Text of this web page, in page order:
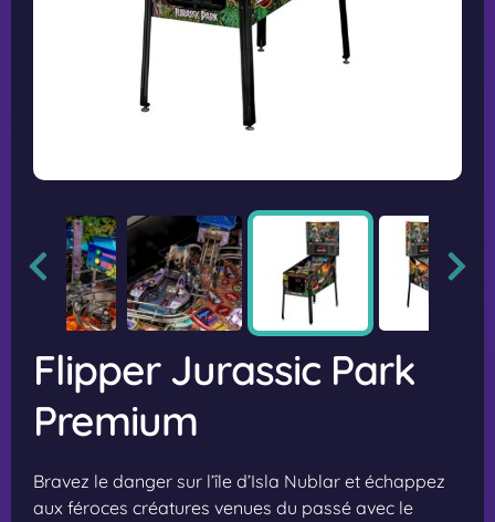
Flipper Jurassic Park
Premium
Bravez le danger sur l’île d’Isla Nublar et échappez
aux féroces créatures venues du passé avec le